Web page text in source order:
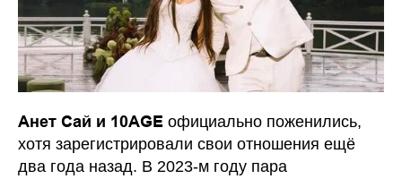
Анет Сай и 10AGE официально поженились,
хотя зарегистрировали свои отношения ещё
два года назад. В 2023-м году пара